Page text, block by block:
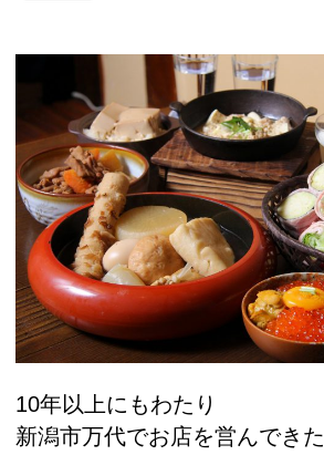
10年以上にもわたり
新潟市万代でお店を営んできた